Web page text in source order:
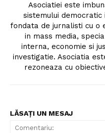
Asociatiei este
sistemului democratic
fondata de jurnalisti cu o
in mass media,
interna, economie si
investigatie. Asociatia
rezoneaza cu
LĂSAȚI UN MESAJ